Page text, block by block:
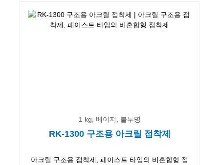
1 kg, 베이지, 불투명
RK-1300 구조용 아크릴 접착제
아크릴 구조용 접착제, 페이스트 타입의 비혼합형 접